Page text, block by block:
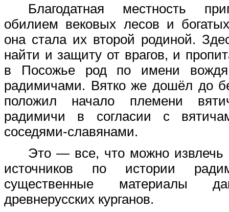
Благодатная местность
обилием вековых лесов и
она стала их второй родиной.
найти и защиту от врагов, и
в Посожье род по имени вождя
радимичами. Вятко же дошёл до
положил начало племени
радимичи в согласии с
соседями-славянами.
Это — все, что можно извлечь
источников по истории
существенные материалы
древнерусских курганов.